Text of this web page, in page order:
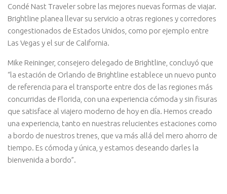
Condé Nast Traveler sobre las mejores nuevas formas de viajar.
Brightline planea llevar su servicio a otras regiones y corredores
congestionados de Estados Unidos, como por ejemplo entre
Las Vegas y el sur de California.
Mike Reininger, consejero delegado de Brightline, concluyó que
“la estación de Orlando de Brightline establece un nuevo punto
de referencia para el transporte entre dos de las regiones más
concurridas de Florida, con una experiencia cómoda y sin fisuras
que satisface al viajero moderno de hoy en día. Hemos creado
una experiencia, tanto en nuestras relucientes estaciones como
a bordo de nuestros trenes, que va más allá del mero ahorro de
tiempo. Es cómoda y única, y estamos deseando darles la
bienvenida a bordo”.